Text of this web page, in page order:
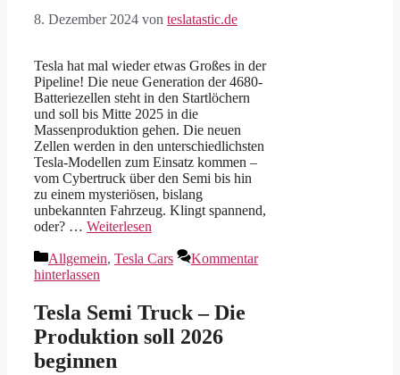
8. Dezember 2024 von teslatastic.de
Tesla hat mal wieder etwas Großes in der
Pipeline! Die neue Generation der 4680-
Batteriezellen steht in den Startlöchern
und soll bis Mitte 2025 in die
Massenproduktion gehen. Die neuen
Zellen werden in den unterschiedlichsten
Tesla-Modellen zum Einsatz kommen –
vom Cybertruck über den Semi bis hin
zu einem mysteriösen, bislang
unbekannten Fahrzeug. Klingt spannend,
oder? … Weiterlesen
Kategorien
Allgemein, Tesla Cars
Kommentar
hinterlassen
Tesla Semi Truck – Die
Produktion soll 2026
beginnen